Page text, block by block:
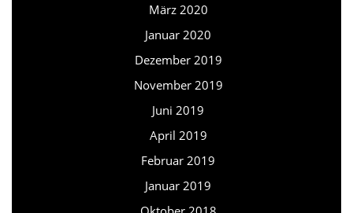
März 2020
Januar 2020
Dezember 2019
November 2019
Juni 2019
April 2019
Februar 2019
Januar 2019